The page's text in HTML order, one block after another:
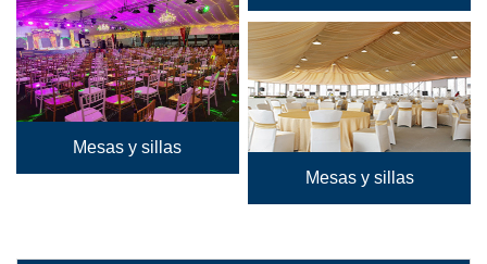
Mesas y sillas
Mesas y sillas